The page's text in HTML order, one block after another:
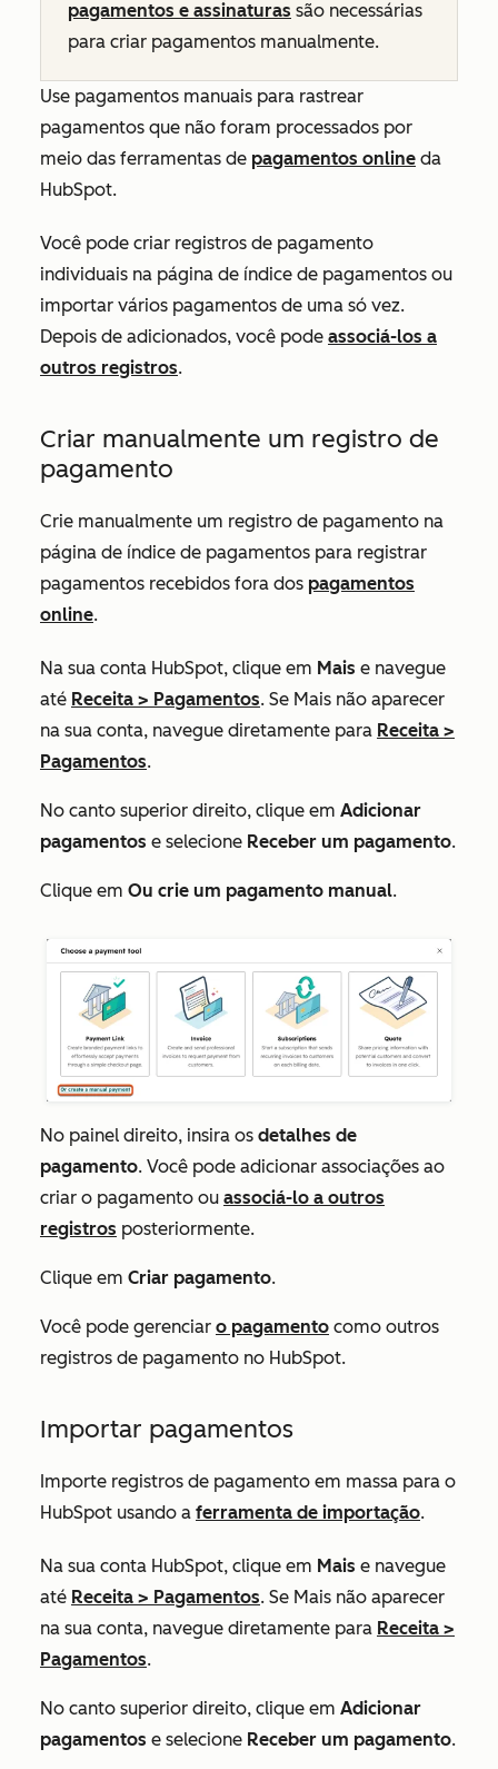
pagamentos e assinaturas são necessárias
para criar pagamentos manualmente.
Use pagamentos manuais para rastrear
pagamentos que não foram processados por
meio das ferramentas de pagamentos online da
HubSpot.
Você pode criar registros de pagamento
individuais na página de índice de pagamentos ou
importar vários pagamentos de uma só vez.
Depois de adicionados, você pode associá-los a
outros registros.
Criar manualmente um registro de
pagamento
Crie manualmente um registro de pagamento na
página de índice de pagamentos para registrar
pagamentos recebidos fora dos pagamentos
online.
Na sua conta HubSpot, clique em Mais e navegue
até Receita > Pagamentos. Se Mais não aparecer
na sua conta, navegue diretamente para Receita >
Pagamentos.
No canto superior direito, clique em Adicionar
pagamentos e selecione Receber um pagamento.
Clique em Ou crie um pagamento manual.
No painel direito, insira os detalhes de
pagamento. Você pode adicionar associações ao
criar o pagamento ou associá-lo a outros
registros posteriormente.
Clique em Criar pagamento.
Você pode gerenciar o pagamento como outros
registros de pagamento no HubSpot.
Importar pagamentos
Importe registros de pagamento em massa para o
HubSpot usando a ferramenta de importação.
Na sua conta HubSpot, clique em Mais e navegue
até Receita > Pagamentos. Se Mais não aparecer
na sua conta, navegue diretamente para Receita >
Pagamentos.
No canto superior direito, clique em Adicionar
pagamentos e selecione Receber um pagamento.